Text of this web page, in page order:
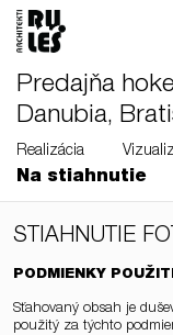
Predajňa
Danubia,
Realizácia
Na stiahnutie
STIAHNUTIE
PODMIENKY
Sťahovaný obsah je
použitý za týchto